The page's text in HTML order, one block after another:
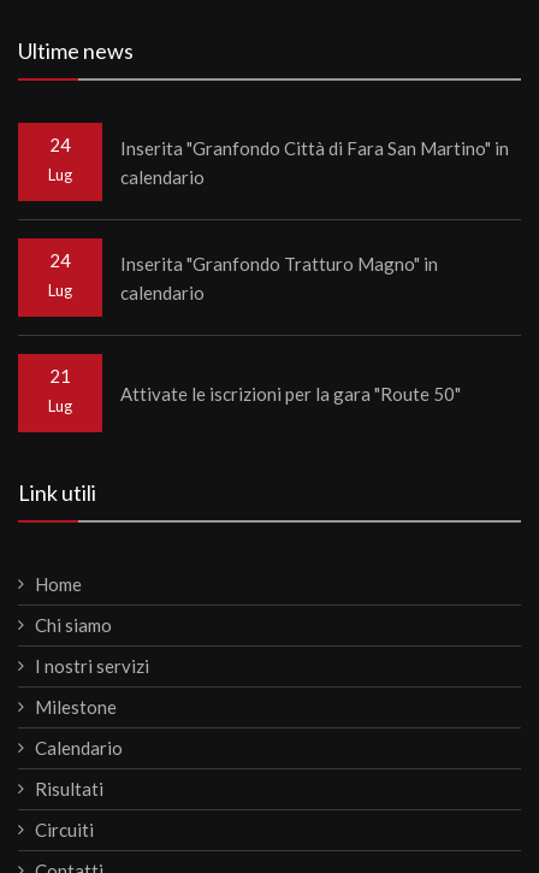
Ultime news
24
Lug
Inserita "Granfondo Città di Fara San Martino" in
calendario
24
Lug
Inserita "Granfondo Tratturo Magno" in
calendario
21
Lug
Attivate le iscrizioni per la gara "Route 50"
Link utili
Home
Chi siamo
I nostri servizi
Milestone
Calendario
Risultati
Circuiti